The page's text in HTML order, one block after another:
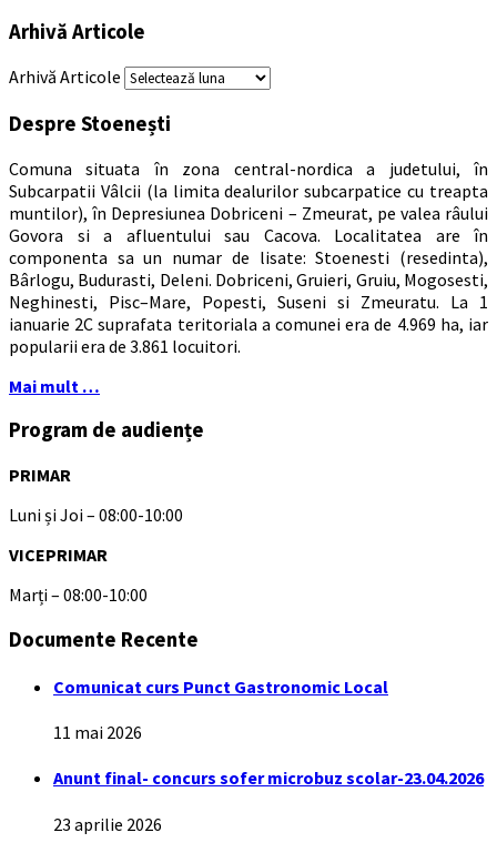
Arhivă Articole
Arhivă Articole
Despre Stoenești
Comuna situata în zona central-nordica a judetului, în
Subcarpatii Vâlcii (la limita dealurilor subcarpatice cu treapta
muntilor), în Depresiunea Dobriceni – Zmeurat, pe valea râului
Govora si a afluentului sau Cacova. Localitatea are în
componenta sa un numar de lisate: Stoenesti (resedinta),
Bârlogu, Budurasti, Deleni. Dobriceni, Gruieri, Gruiu, Mogosesti,
Neghinesti, Pisc–Mare, Popesti, Suseni si Zmeuratu. La 1
ianuarie 2C suprafata teritoriala a comunei era de 4.969 ha, iar
popularii era de 3.861 locuitori.
Mai mult …
Program de audiențe
PRIMAR
Luni și Joi – 08:00-10:00
VICEPRIMAR
Marți – 08:00-10:00
Documente Recente
Comunicat curs Punct Gastronomic Local
11 mai 2026
Anunt final- concurs sofer microbuz scolar-23.04.2026
23 aprilie 2026